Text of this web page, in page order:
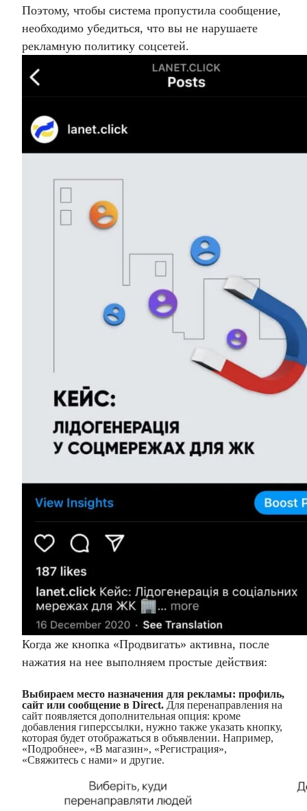
Поэтому, чтобы система пропустила сообщение,
необходимо убедиться, что вы не нарушаете
рекламную политику соцсетей.
Когда же кнопка «Продвигать» активна, после
нажатия на нее выполняем простые действия:
Выбираем место назначения для рекламы: профиль,
сайт или сообщение в Direct. Для перенаправления на
сайт появляется дополнительная опция: кроме
добавления гиперссылки, нужно также указать кнопку,
которая будет отображаться в объявлении. Например,
«Подробнее», «В магазин», «Регистрация»,
«Свяжитесь с нами» и другие.